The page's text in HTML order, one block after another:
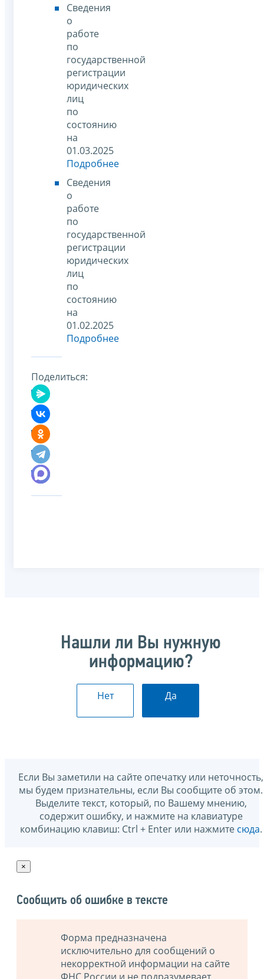
Сведения
о
работе
по
государственной
регистрации
юридических
лиц
по
состоянию
на
01.03.2025
Подробнее
Сведения
о
работе
по
государственной
регистрации
юридических
лиц
по
состоянию
на
01.02.2025
Подробнее
Поделиться:
Нашли ли Вы нужную
информацию?
Нет Да
Если Вы заметили на сайте опечатку или неточность,
мы будем признательны, если Вы сообщите об этом.
Выделите текст, который, по Вашему мнению,
содержит ошибку, и нажмите на клавиатуре
комбинацию клавиш: Ctrl + Enter или нажмите сюда.
×
Сообщить об ошибке в тексте
Форма предназначена
исключительно для сообщений о
некорректной информации на сайте